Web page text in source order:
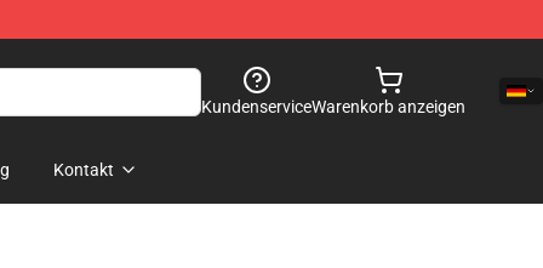
KundenserviceWarenkorb anzeigen
Kontakt